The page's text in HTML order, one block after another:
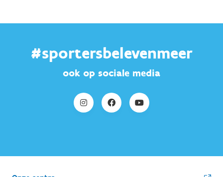
#sportersbelevenmeer
ook op sociale media